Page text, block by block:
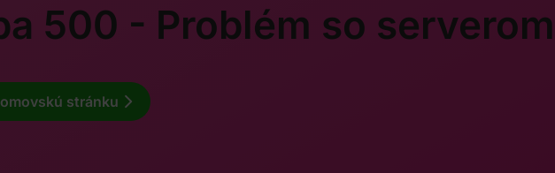
500 - Problém so serverom
stránku